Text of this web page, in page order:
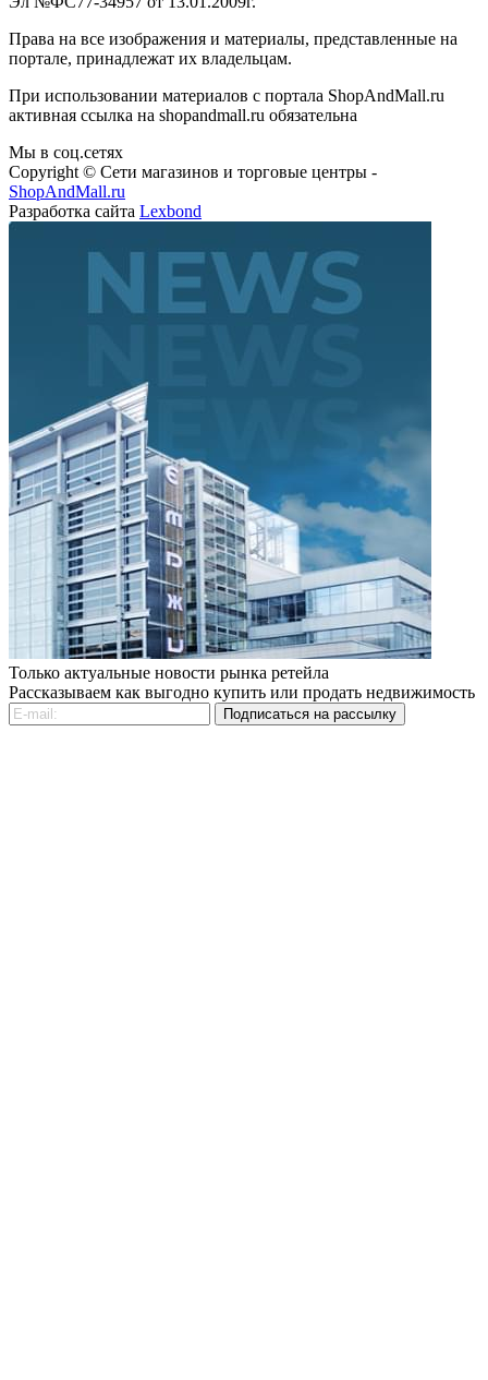
Эл №ФС77-34957 от 13.01.2009г.
Права на все изображения и материалы, представленные на
портале, принадлежат их владельцам.
При использовании материалов с портала ShopAndMall.ru
активная ссылка на shopandmall.ru обязательна
Мы в соц.сетях
Copyright © Сети магазинов и торговые центры -
ShopAndMall.ru
Разработка сайтаLexbond
Только актуальные новости рынка ретейла
Рассказываем как выгодно купить или продать недвижимость